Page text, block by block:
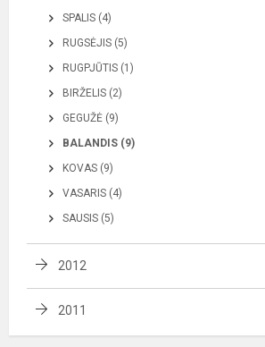
SPALIS (4)
RUGSĖJIS (5)
RUGPJŪTIS (1)
BIRŽELIS (2)
GEGUŽĖ (9)
BALANDIS (9)
KOVAS (9)
VASARIS (4)
SAUSIS (5)
2012
2011